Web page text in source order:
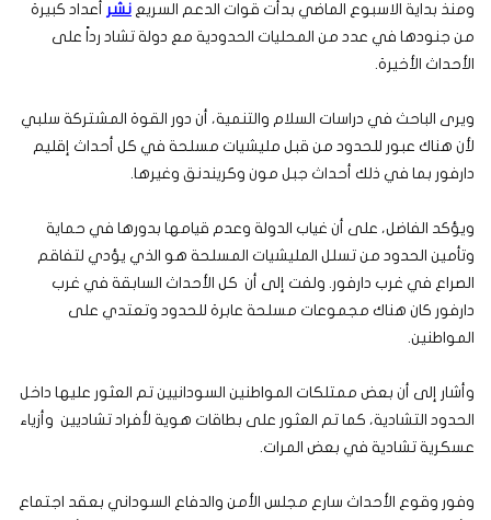
ومنذ بداية الاسبوع الماضي بدأت قوات الدعم السريع نشر أعداد كبيرة
من جنودها في عدد من المحليات الحدودية مع دولة تشاد رداً على
الأحداث الأخيرة.
ويرى الباحث في دراسات السلام والتنمية، أن دور القوة المشتركة سلبي
لأن هناك عبور للحدود من قبل مليشيات مسلحة في كل أحداث إقليم
دارفور بما في ذلك أحداث جبل مون وكريندنق وغيرها.
ويؤكد الفاضل، على أن غياب الدولة وعدم قيامها بدورها في حماية
وتأمين الحدود من تسلل المليشيات المسلحة هو الذي يؤدي لتفاقم
الصراع في غرب دارفور. ولفت إلى أن كل الأحداث السابقة في غرب
دارفور كان هناك مجموعات مسلحة عابرة للحدود وتعتدي على
المواطنين.
وأشار إلى أن بعض ممتلكات المواطنين السودانيين تم العثور عليها داخل
الحدود التشادية، كما تم العثور على بطاقات هوية لأفراد تشاديين وأزياء
عسكرية تشادية في بعض المرات.
وفور وقوع الأحداث سارع مجلس الأمن والدفاع السوداني بعقد اجتماع